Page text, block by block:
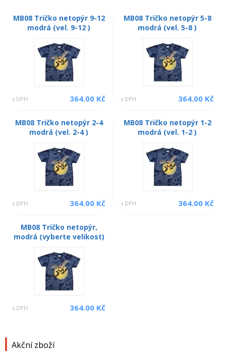
Akční zboží
MB08 Tričko netopýr 9-12
modrá (vel. 9-12 )
s DPH 364.00 Kč
MB08 Tričko netopýr 5-8
modrá (vel. 5-8 )
s DPH 364.00 Kč
MB08 Tričko netopýr 2-4
modrá (vel. 2-4 )
s DPH 364.00 Kč
MB08 Tričko netopýr 1-2
modrá (vel. 1-2 )
s DPH 364.00 Kč
MB08 Tričko netopýr,
modrá (vyberte velikost)
s DPH 364.00 Kč